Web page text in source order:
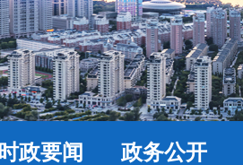
时政要闻 政务公开